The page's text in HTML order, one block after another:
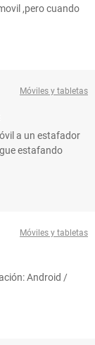
,pero cuando
Móviles y tabletas
a un estafador
estafando
Móviles y tabletas
Android /